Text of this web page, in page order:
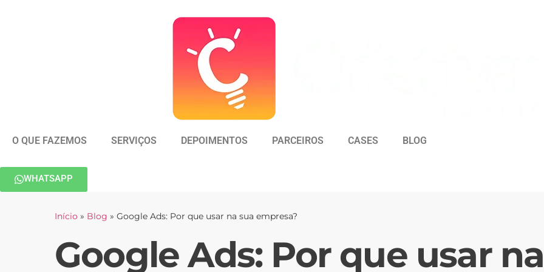
O QUE FAZEMOS SERVIÇOS DEPOIMENTOS PARCEIROS CASES BLOG
WHATSAPP
Início » Blog » Google Ads: Por que usar na sua empresa?
Google Ads: Por que usar